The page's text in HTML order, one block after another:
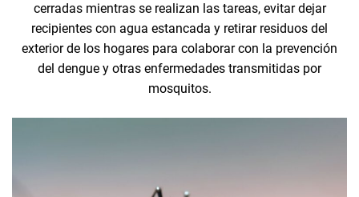
cerradas mientras se realizan las tareas, evitar dejar
recipientes con agua estancada y retirar residuos del
exterior de los hogares para colaborar con la prevención
del dengue y otras enfermedades transmitidas por
mosquitos.